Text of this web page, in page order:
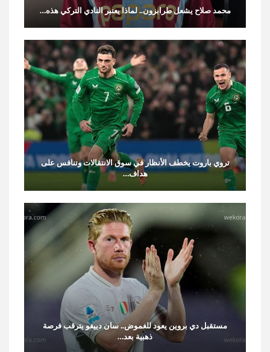
محمد صلاح يشعل طرابزون.. لماذا يعتبر النادي التركي هذه…
تروي باروت يخطف الأنظار في سوق الانتقالات وتنافس على
هداف…
مستقبل دي بروين يعود للغموض.. سان دييغو يترقب فرصة
ذهبية بعد…